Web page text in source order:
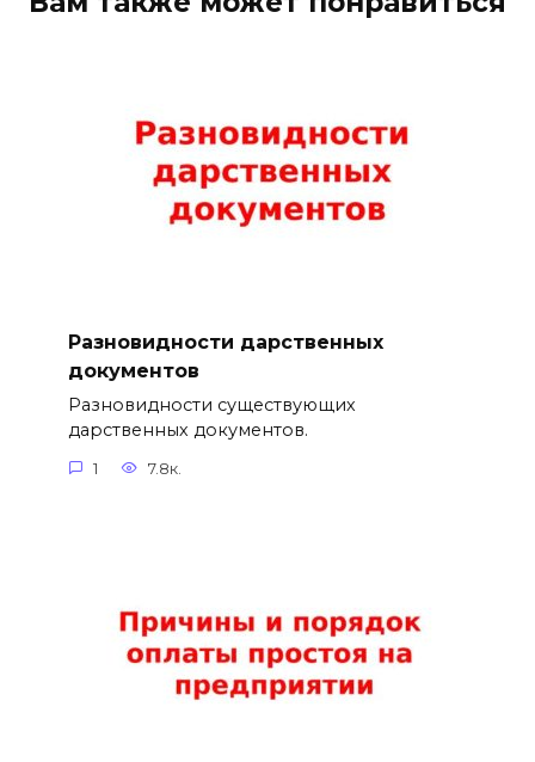
Разновидности дарственных
документов
Разновидности существующих
дарственных документов.
1 7.8к.